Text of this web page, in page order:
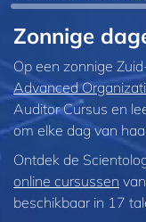
Zonnige
Op een zonnige
Advanced
Auditor Cursus en
om elke dag van
Ontdek de
online cursussen van
beschikbaar in 17